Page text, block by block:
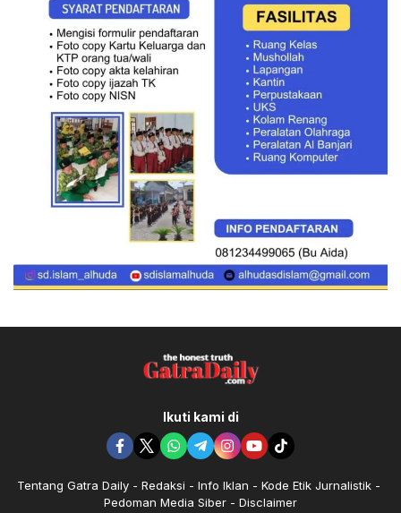
Ikuti kami di
Tentang Gatra Daily Redaksi Info Iklan
Kode Etik Jurnalistik
Pedoman Media Siber
Disclaimer